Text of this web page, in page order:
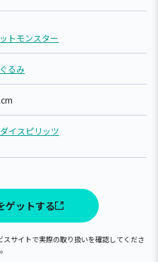
トモンスター
るみ
イスピリッツ
ゲットする
サイトで実際の取り扱いを確認してくださ